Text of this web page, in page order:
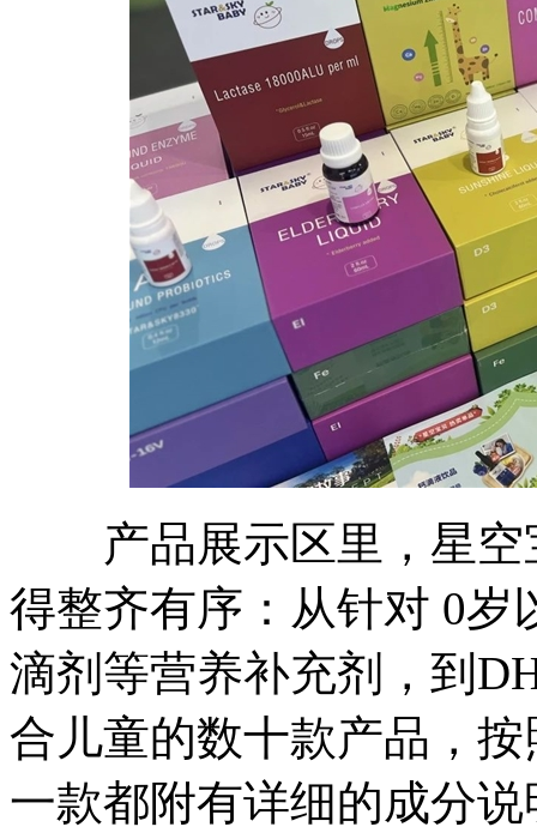
产品展示区里，星空
得整齐有序：从针对 0岁
滴剂等营养补充剂，到
合儿童的数十款产品，
一款都附有详细的成分